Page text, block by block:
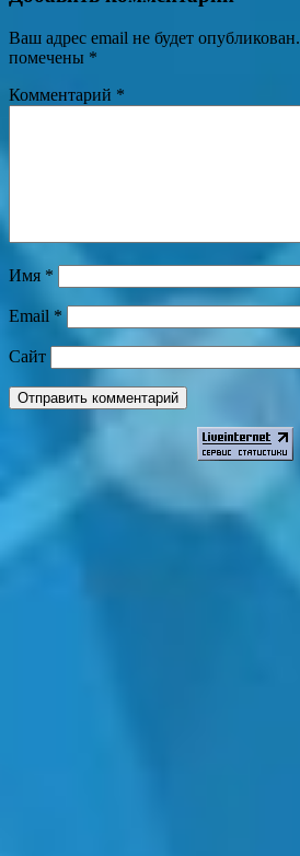
Ваш адрес email не будет опубликован.
помечены *
Комментарий *
Имя *
Email *
Сайт